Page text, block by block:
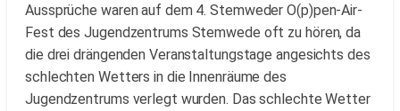
Aussprüche waren auf dem 4. Stemweder O(p)pen-Air-
Fest des Jugendzentrums Stemwede oft zu hören, da
die drei drängenden Veranstaltungstage angesichts des
schlechten Wetters in die Innenräume des
Jugendzentrums verlegt wurden. Das schlechte Wetter